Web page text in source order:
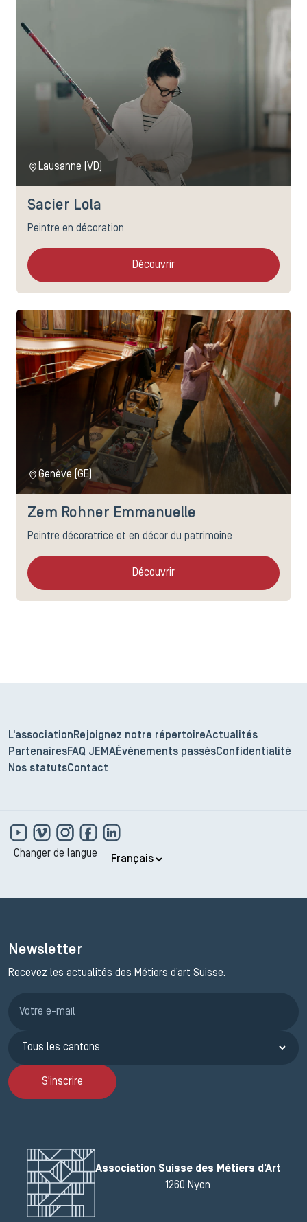
Lausanne (VD)
Sacier Lola
Peintre en décoration
Découvrir
Genève (GE)
Zem Rohner Emmanuelle
Peintre décoratrice et en décor du patrimoine
Découvrir
L'association Rejoignez notre répertoireActualités
PartenairesFAQ JEMAÉvénements passésConfidentialité
Nos statutsContact
Changer de langue
Newsletter
Recevez les actualités des Métiers d’art Suisse.
S'inscrire
Association Suisse des Métiers d'Art
1260 Nyon